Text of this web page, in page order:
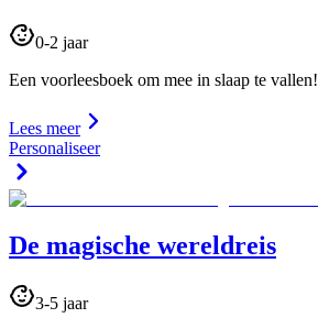
0-2 jaar
Een voorleesboek om mee in slaap te vallen!
Lees meer
Personaliseer
De magische wereldreis
3-5 jaar